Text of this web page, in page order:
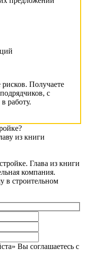
Получаете
с
работу.
из книги
Глава из книги
компания.
в строительном
Вы соглашаетесь с